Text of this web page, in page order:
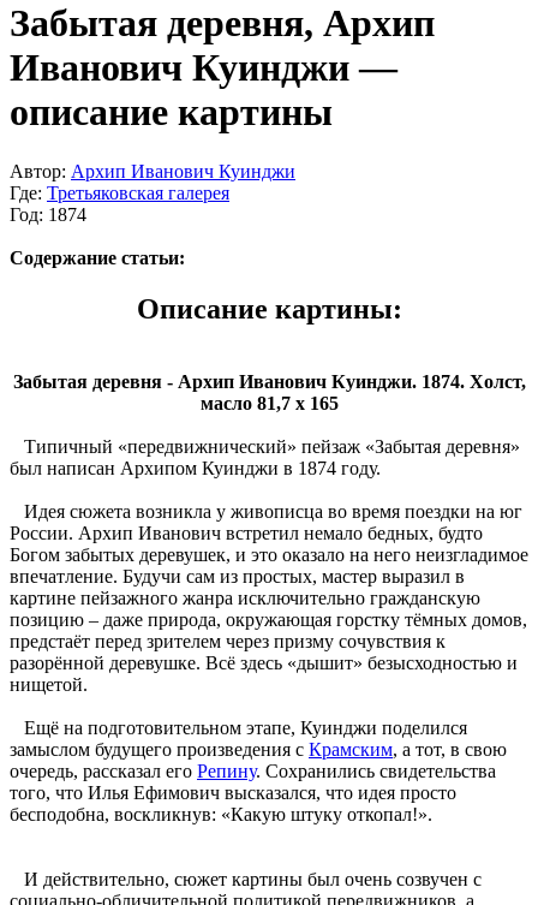
Забытая деревня, Архип
Иванович Куинджи —
описание картины
Автор: Архип Иванович Куинджи
Где: Третьяковская галерея
Год: 1874
Содержание статьи:
Описание картины:
Забытая деревня - Архип Иванович Куинджи. 1874. Холст,
масло 81,7 х 165
Типичный «передвижнический» пейзаж «Забытая деревня»
был написан Архипом Куинджи в 1874 году.
Идея сюжета возникла у живописца во время поездки на юг
России. Архип Иванович встретил немало бедных, будто
Богом забытых деревушек, и это оказало на него неизгладимое
впечатление. Будучи сам из простых, мастер выразил в
картине пейзажного жанра исключительно гражданскую
позицию – даже природа, окружающая горстку тёмных домов,
предстаёт перед зрителем через призму сочувствия к
разорённой деревушке. Всё здесь «дышит» безысходностью и
нищетой.
Ещё на подготовительном этапе, Куинджи поделился
замыслом будущего произведения с Крамским, а тот, в свою
очередь, рассказал его Репину. Сохранились свидетельства
того, что Илья Ефимович высказался, что идея просто
бесподобна, воскликнув: «Какую штуку откопал!».
И действительно, сюжет картины был очень созвучен с
социально-обличительной политикой передвижников, а